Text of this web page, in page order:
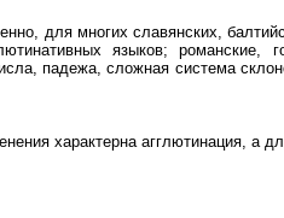
для многих славянских,
языков; романские,
падежа, сложная система
характерна агглютинация, а